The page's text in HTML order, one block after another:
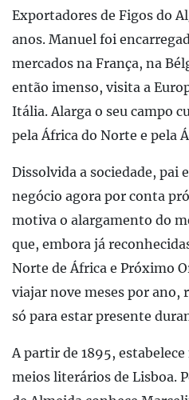
Exportadores de Figos do
anos. Manuel foi
mercados na França, na
então imenso, visita a
Itália. Alarga o seu campo
pela África do Norte e pela
Dissolvida a sociedade, pai
negócio agora por conta
motiva o alargamento do
que, embora já
Norte de África e Próximo
viajar nove meses por ano,
só para estar presente
A partir de 1895,
meios literários de Lisboa.